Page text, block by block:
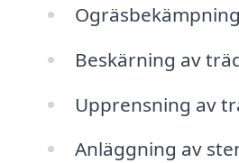
Beskärning av
Upprensning av
Anläggning av